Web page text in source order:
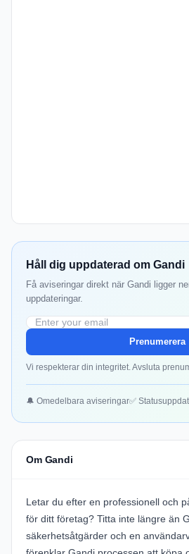
Håll dig uppdaterad om Gandi
Få aviseringar direkt när Gandi ligger
uppdateringar.
Prenumerera
Vi respekterar din integritet. Avsluta
🔔 Omedelbara aviseringar✅
Om Gandi
Letar du efter en professionell och
för ditt företag? Titta inte längre än
säkerhetsåtgärder och en